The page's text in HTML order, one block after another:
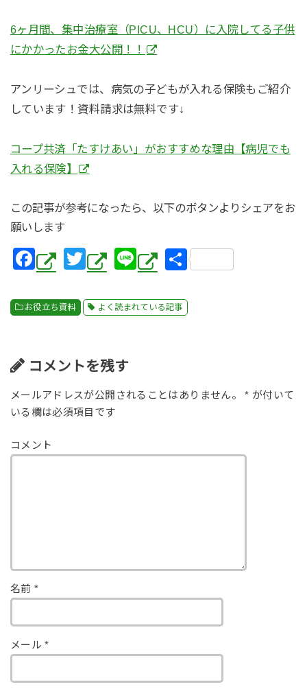
6ヶ月間、集中治療室（PICU、HCU）に入院してる子供
にかかったお金大公開！！
アンリーシュでは、病気の子どもが入れる保険もご紹介
しています！資料請求は無料です↓
コープ共済「たすけあい」がおすすめな理由【病児でも
入れる保険】
この記事が参考になったら、以下のボタンよりシェアをお
願いします
F
a
c
o
o
k
T
wi
tt
Li
n
e
共
お役立ち資料 よく読まれている記事
コメントを残す
メールアドレスが公開されることはありません。 * が付いて
いる欄は必須項目です
コメント
名前 *
メール*